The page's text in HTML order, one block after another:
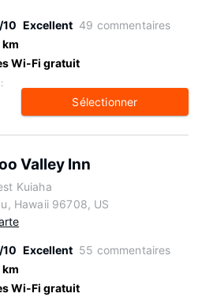
Excellent 49 commentaires
Wi-Fi gratuit
Sélectionner
Valley Inn
Kuiaha
Hawaii 96708, US
Excellent 55 commentaires
Wi-Fi gratuit